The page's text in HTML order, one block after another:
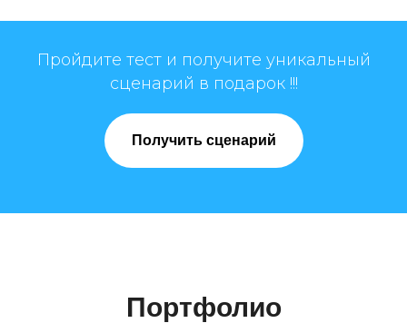
Пройдите тест и получите уникальный
сценарий в подарок !!!
Получить сценарий
Портфолио